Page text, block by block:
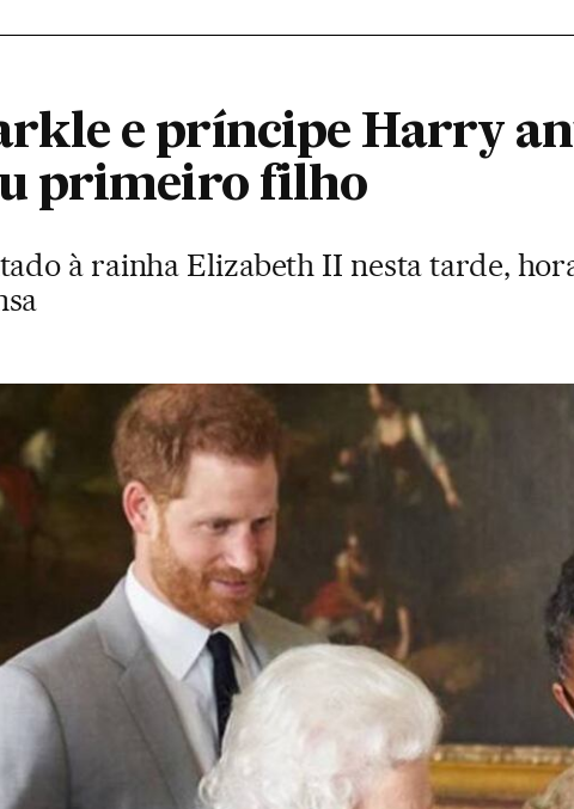
e príncipe Harry
primeiro filho
à rainha Elizabeth II nesta tarde,